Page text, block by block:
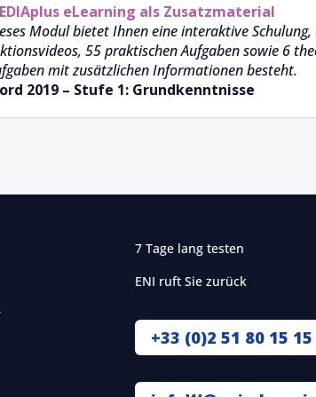
eLearning als Zusatzmaterial
Modul bietet Ihnen eine interaktive Schulung,
55 praktischen Aufgaben sowie 6
mit zusätzlichen Informationen besteht.
2019 – Stufe 1: Grundkenntnisse
7 Tage lang testen
ENI ruft Sie zurück
+33 (0)2 51 80 15 15